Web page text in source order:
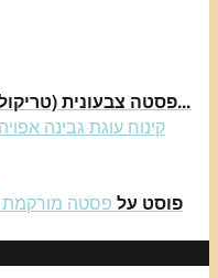
פסטה צבעונית (טריקולור) עם בולונז...
פוסט על